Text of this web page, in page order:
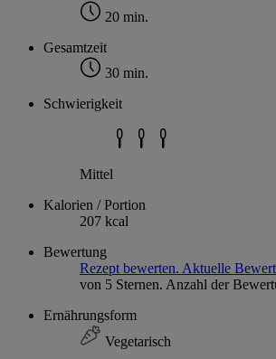
20 min.
Gesamtzeit
30 min.
Schwierigkeit
Mittel
Kalorien / Portion
207 kcal
Bewertung
Rezept bewerten. Aktuelle
von 5 Sternen. Anzahl der
Ernährungsform
Vegetarisch